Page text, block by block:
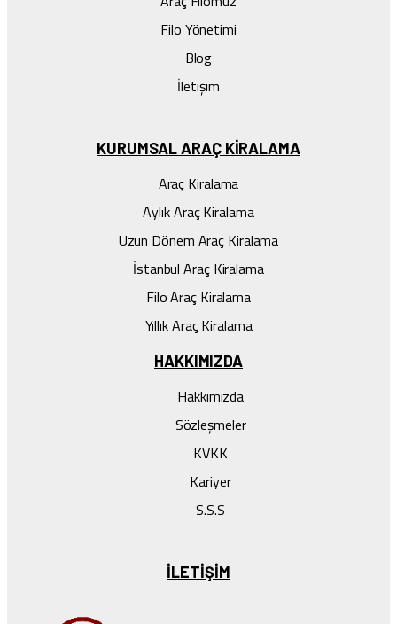
Filo Yönetimi
Blog
İletişim
KURUMSAL ARAÇ KIRALAMA
Araç Kiralama
Aylık Araç Kiralama
Uzun Dönem Araç Kiralama
İstanbul Araç Kiralama
Filo Araç Kiralama
Yıllık Araç Kiralama
HAKKIMIZDA
Hakkımızda
Sözleşmeler
KVKK
Kariyer
S.S.S
ILETIŞIM